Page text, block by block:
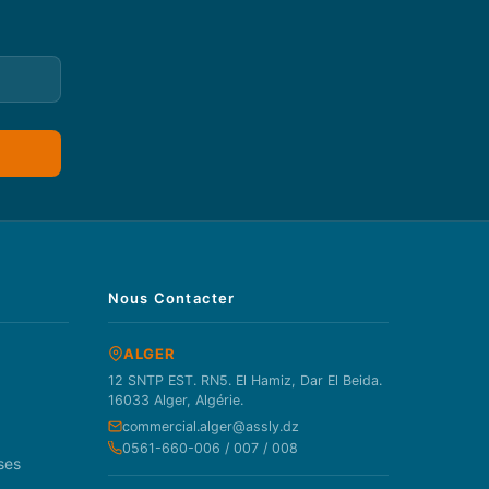
Nous Contacter
ALGER
12 SNTP EST. RN5. El Hamiz, Dar El Beida.
16033 Alger, Algérie.
commercial.alger@assly.dz
0561-660-006 / 007 / 008